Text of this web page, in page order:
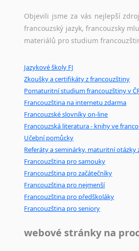
Litevština
Lotyšština
Luba
Malajština
Malgaština
Malinština
Maltština
Maorština
Megrelština
Moldavština
Mongolština
Nepálština
Nilosaharské jazyky
Nizozemština
Norština
Oromština
korpusů, jež umožňují třeba
původního zdroje textu.
Mix pomůcek, jež
poradny a pravidla pravopisu nebo
Objevili jsme za vás nejlepší
francouzský jazyk, francouzsky
materiálů pro studium
Jazykové školy FJ
Zkoušky a certifikáty z francouzštiny
Pomaturitní studium francouzštiny v
Francouzština na internetu zdarma
Francouzské slovníky on-line
Francouzská literatura - knihy ve
Učební pomůcky
Referáty a seminárky, maturitní otázky
Francouzština pro samouky
Francouzština pro začátečníky
Francouzština pro nejmenší
Francouzština pro předškoláky
Francouzština pro seniory
webové stránky na